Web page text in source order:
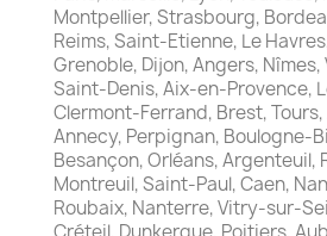
Montpellier, Strasbourg,
Reims, Saint-Etienne, Le
Grenoble, Dijon, Angers, Nîmes,
Saint-Denis, Aix-en-Provence,
Clermont-Ferrand, Brest,
Annecy, Perpignan, Boulogne-
Besançon, Orléans, Argenteuil,
Montreuil, Saint-Paul, Caen,
Roubaix, Nanterre, Vitry-sur-